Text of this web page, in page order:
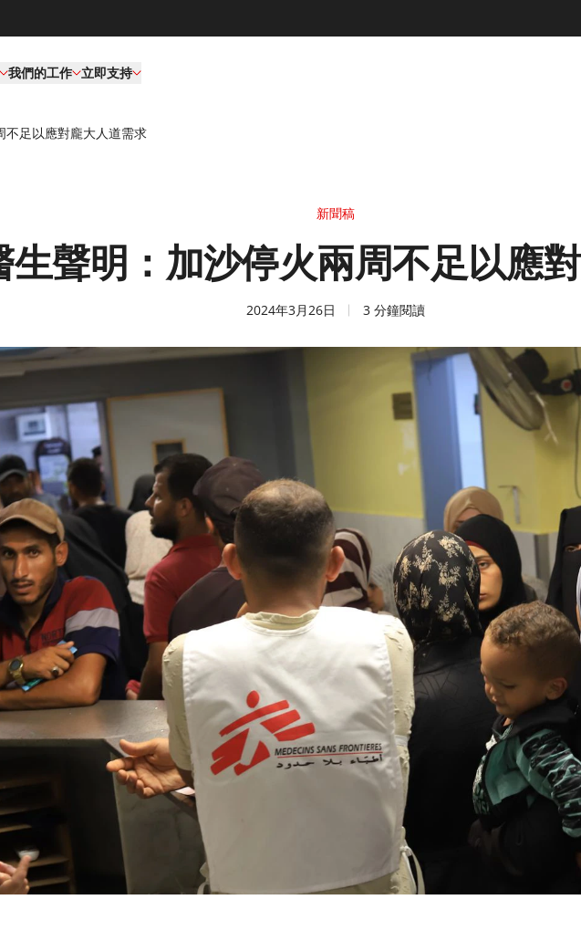
我們的工作​ 立即支持
不足以應對龐大人道需求
新聞稿
生聲明：加沙停火兩周不足以應
2024年3月26日 3 分鐘閱讀